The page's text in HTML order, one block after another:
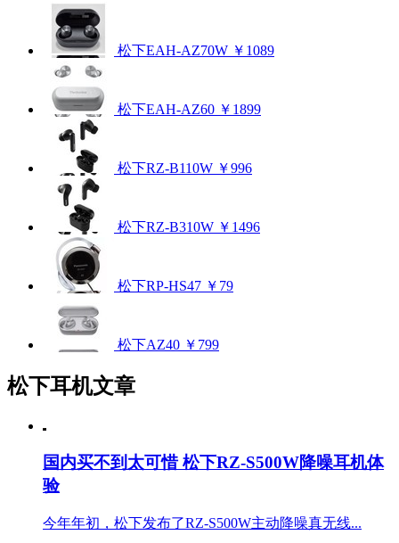
松下EAH-AZ70W ￥1089
松下EAH-AZ60 ￥1899
松下RZ-B110W ￥996
松下RZ-B310W ￥1496
松下RP-HS47 ￥79
松下AZ40 ￥799
松下耳机文章
国内买不到太可惜 松下RZ-S500W降噪耳机体
验
今年年初，松下发布了RZ-S500W主动降噪真无线...